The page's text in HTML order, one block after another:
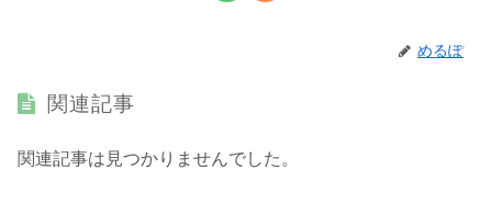
めるぽ
関連記事
関連記事は見つかりませんでした。